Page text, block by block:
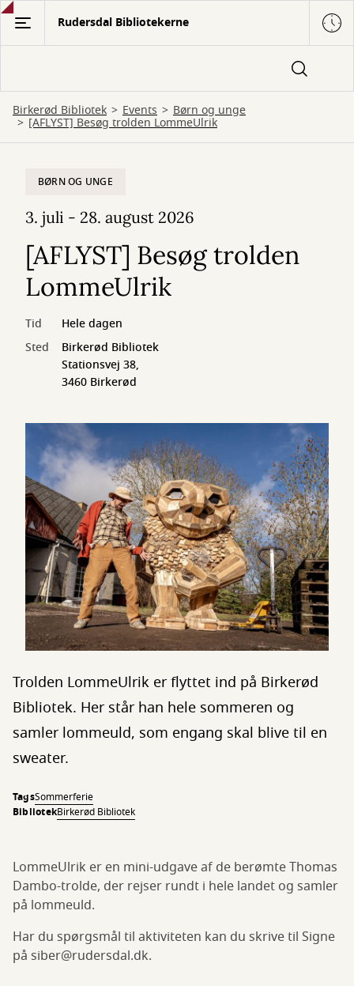
Gå
hovedindhold
Rudersdal Bibliotekerne
Birkerød Bibliotek Events Børn og unge
[AFLYST] Besøg trolden LommeUlrik
BØRN OG UNGE
3. juli - 28. august 2026
[AFLYST] Besøg trolden
LommeUlrik
Tid
Hele dagen
Sted
Birkerød Bibliotek
Stationsvej 38,
3460 Birkerød
Trolden LommeUlrik er flyttet ind på Birkerød
Bibliotek. Her står han hele sommeren og
samler lommeuld, som engang skal blive til en
sweater.
TagsSommerferie
BibliotekBirkerød Bibliotek
LommeUlrik er en mini-udgave af de berømte Thomas
Dambo-trolde, der rejser rundt i hele landet og samler
på lommeuld.
Har du spørgsmål til aktiviteten kan du skrive til Signe
på siber@rudersdal.dk.